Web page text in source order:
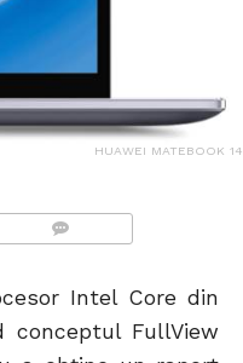
HUAWEI MATEBOOK 14
Intel Core din
conceptul FullView